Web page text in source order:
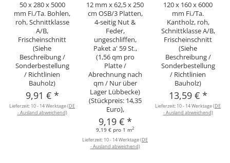
50 x 280 x 5000
mm Fi./Ta. Bohlen,
roh, Schnittklasse
A/B,
Frischeinschnitt
(Siehe
Beschreibung /
Sonderbestellung
/ Richtlinien
Bauholz)
9,91 € *
Lieferzeit: 10 - 14 Werktage(DE
- Ausland abweichend)
12 mm x 62,5 x 250
cm OSB/3 Platten,
4-seitig Nut &
Feder,
ungeschliffen,
Paket a' 59 St.,
(1,56 qm pro
Platte /
Abrechnung nach
qm / Nur über
Lager Lübbecke)
(Stückpreis: 14,35
Euro),
9,19 € *
9,19 € pro 1 m2
Lieferzeit: 10 - 14 Werktage(DE
- Ausland abweichend)
120 x 160 x 6000
mm Fi./Ta.
Kantholz, roh,
Schnittklasse A/B,
Frischeinschnitt
(Siehe
Beschreibung /
Sonderbestellung
/ Richtlinien
Bauholz)
13,59 € *
Lieferzeit: 10 - 14 Werktage(DE
- Ausland abweichend)